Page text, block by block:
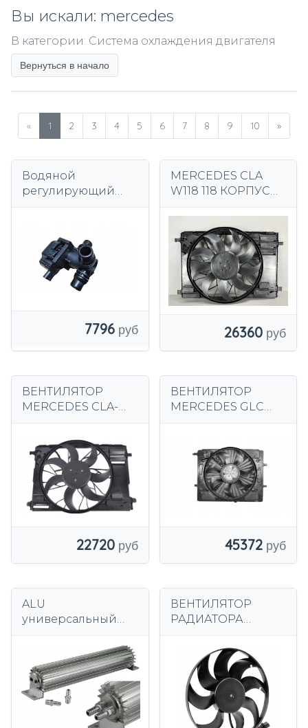
Вы искали: mercedes
В категории: Система охлаждения двигателя
Вернуться в начало
« 1 2 3 4 5 6 7 8 9 10 »
Водяной
регулирующий
W205 OE
A0005061300
ОРИГИНАЛ
7796
MERCEDES CLA
W118 118 КОРПУС
26360
ВЕНТИЛЯТОР
MERCEDES CLA-
MERCEDES GLA-
CLASS (H247) 2020 -
22720
ВЕНТИЛЯТОР
MERCEDES GLC
0999064303 15 16 17-
45372
ALU
универсальный
радиатор different
DUAL PASS 31 см
ВЕНТИЛЯТОР
РАДИАТОРА